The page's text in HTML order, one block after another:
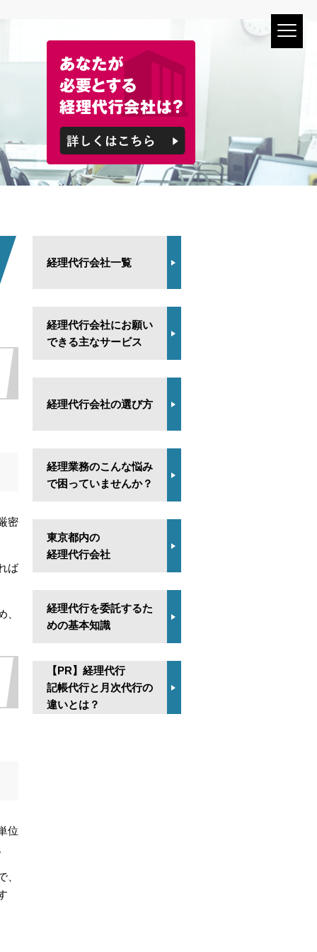
密
ば
位
経理代行会社一覧
経理代行会社にお願い
できる主なサービス
経理代行会社の選び方
経理業務のこんな悩み
で困っていませんか？
東京都内の
経理代行会社
経理代行を委託するた
めの基本知識
【PR】経理代行
記帳代行と月次代行の
違いとは？